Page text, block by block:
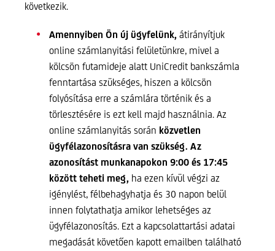
következik.
Amennyiben Ön új ügyfelünk, átirányítjuk
online számlanyitási felületünkre, mivel a
kölcsön futamideje alatt UniCredit bankszámla
fenntartása szükséges, hiszen a kölcsön
folyósítása erre a számlára történik és a
törlesztésére is ezt kell majd használnia. Az
online számlanyitás során közvetlen
ügyfélazonosításra van szükség. Az
azonosítást munkanapokon 9:00 és 17:45
között teheti meg, ha ezen kívül végzi az
igénylést, félbehagyhatja és 30 napon belül
innen folytathatja amikor lehetséges az
ügyfélazonosítás. Ezt a kapcsolattartási adatai
megadását követően kapott emailben található